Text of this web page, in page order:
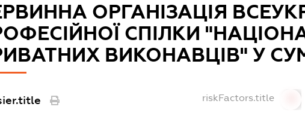
ОРГАНІЗАЦІЯ
СПІЛКИ
ВИКОНАВЦІВ" У
riskFactors.title